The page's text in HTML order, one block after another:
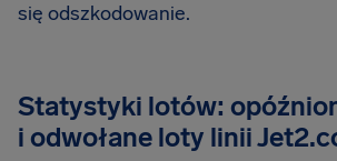
się odszkodowanie.
Statystyki lotów:
i odwołane loty linii